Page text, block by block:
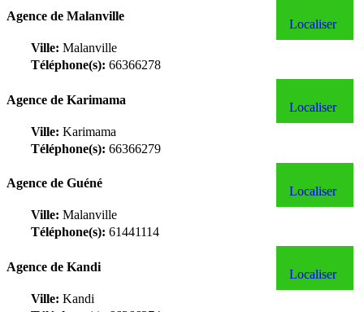
Agence de Malanville
Ville: Malanville
Téléphone(s): 66366278
Localiser
Agence de Karimama
Ville: Karimama
Téléphone(s): 66366279
Localiser
Agence de Guéné
Ville: Malanville
Téléphone(s): 61441114
Localiser
Agence de Kandi
Ville: Kandi
Localiser